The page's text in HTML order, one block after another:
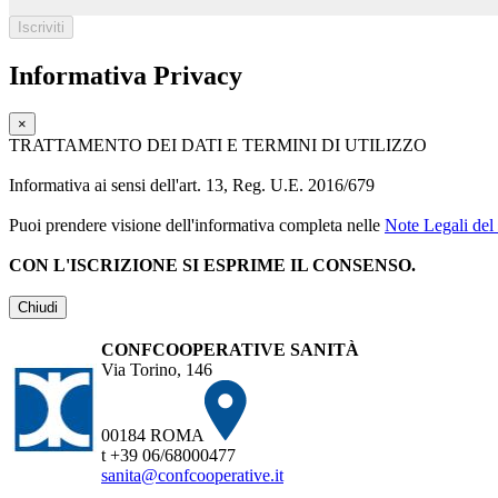
Informativa Privacy
×
TRATTAMENTO DEI DATI E TERMINI DI UTILIZZO
Informativa ai sensi dell'art. 13, Reg. U.E. 2016/679
Puoi prendere visione dell'informativa completa nelle Note Legali del
CON L'ISCRIZIONE SI ESPRIME IL CONSENSO.
Chiudi
CONFCOOPERATIVE SANITÀ
Via Torino, 146
00184 ROMA
t +39 06/68000477
sanita@confcooperative.it